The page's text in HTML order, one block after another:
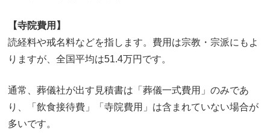
【寺院費用】
読経料や戒名料などを指します。費用は宗教・宗派にもよ
りますが、全国平均は51.4万円です。
通常、葬儀社が出す見積書は「葬儀一式費用」のみであ
り、「飲食接待費」「寺院費用」は含まれていない場合が
多いです。